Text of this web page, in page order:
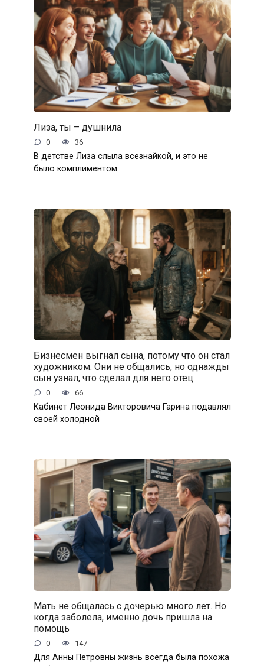
Лиза, ты – душнила
0 36
В детстве Лиза слыла всезнайкой, и это не
было комплиментом.
Бизнесмен выгнал сына, потому что он стал
художником. Они не общались, но однажды
сын узнал, что сделал для него отец
0 66
Кабинет Леонида Викторовича Гарина подавлял
своей холодной
Мать не общалась с дочерью много лет. Но
когда заболела, именно дочь пришла на
помощь
0 147
Для Анны Петровны жизнь всегда была похожа